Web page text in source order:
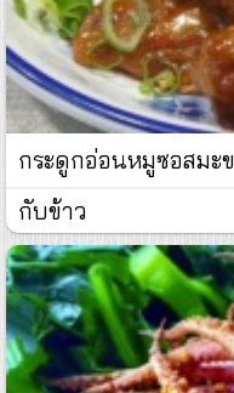
กระดูกอ่อนหมูซอสมะ
กับข้าว